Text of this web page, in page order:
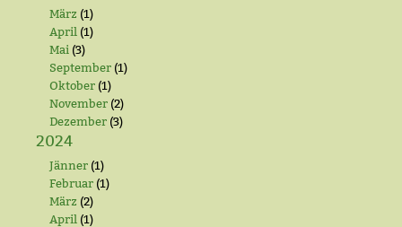
März (1)
April (1)
Mai (3)
September (1)
Oktober (1)
November (2)
Dezember (3)
2024
Jänner (1)
Februar (1)
März (2)
April (1)